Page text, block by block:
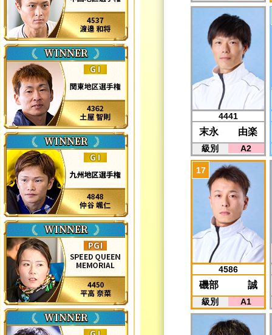
4441
末永 由楽
級別 A2
4586
磯部 誠
級別 A1